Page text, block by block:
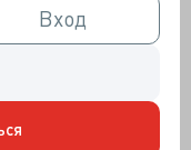
Вход
Вход
повышают также
сужения сосудов
системы. Богатая
связи
а следовательно, и